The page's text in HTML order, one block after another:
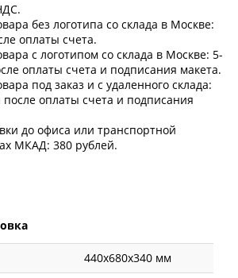
без логотипа со склада в Москве:
оплаты счета.
с логотипом со склада в Москве: 5-
оплаты счета и подписания макета.
под заказ и с удаленного склада:
оплаты счета и подписания
до офиса или транспортной
МКАД: 380 рублей.
440x680x340 мм